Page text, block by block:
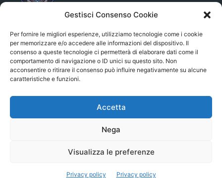
Gestisci Consenso Cookie
Per fornire le migliori esperienze, utilizziamo tecnologie come i cookie
per memorizzare e/o accedere alle informazioni del dispositivo. Il
consenso a queste tecnologie ci permetterà di elaborare dati come il
comportamento di navigazione o ID unici su questo sito. Non
acconsentire o ritirare il consenso può influire negativamente su alcune
caratteristiche e funzioni.
Accetta
Nega
Visualizza le preferenze
Privacy policy Privacy policy
indirettamente, alle Fonti delle notizie segnalate né può essere
ritenuto responsabile ad alcun titolo dei loro contenuti. Si precisa
altresì che le notizie segnalate dall’aggregatore NON sono da
intendersi in alcun modo di proprietà del sito GenSys.it, ad
eccezione degli articoli e dei documenti pubblicati nel blog.
© Copyright 2022 - Serverbay.it - Eteon.it
Aggregatore News Privacy policy